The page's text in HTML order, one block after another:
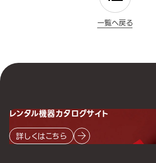
一覧へ戻る
レンタル機器カタログサイト
詳しくはこちら